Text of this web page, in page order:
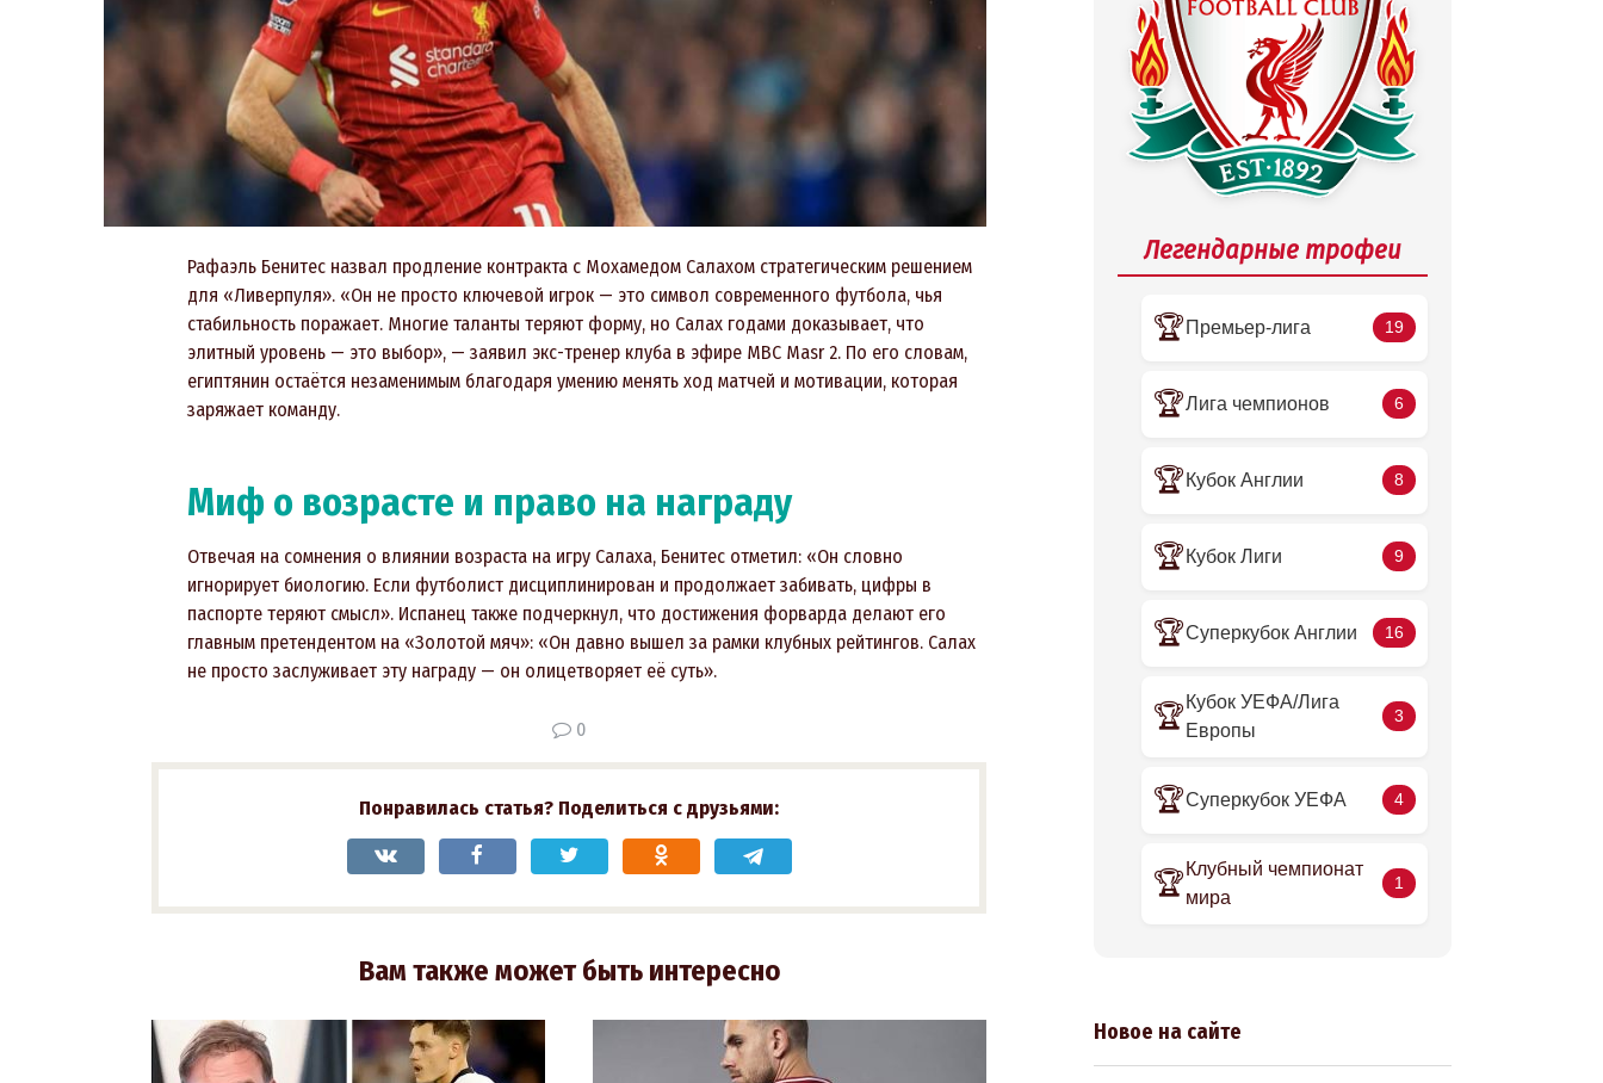
Рафаэль Бенитес назвал продление контракта с Мохамедом Салахом стратегическим решением
для «Ливерпуля». «Он не просто ключевой игрок — это символ современного футбола, чья
стабильность поражает. Многие таланты теряют форму, но Салах годами доказывает, что
элитный уровень — это выбор», — заявил экс-тренер клуба в эфире MBC Masr 2. По его словам,
египтянин остаётся незаменимым благодаря умению менять ход матчей и мотивации, которая
заряжает команду.
Миф о возрасте и право на награду
Отвечая на сомнения о влиянии возраста на игру Салаха, Бенитес отметил: «Он словно
игнорирует биологию. Если футболист дисциплинирован и продолжает забивать, цифры в
паспорте теряют смысл». Испанец также подчеркнул, что достижения форварда делают его
главным претендентом на «Золотой мяч»: «Он давно вышел за рамки клубных рейтингов. Салах
не просто заслуживает эту награду — он олицетворяет её суть».
0
Понравилась статья? Поделиться с друзьями:
Вам также может быть интересно
Легендарные трофеи
🏆 Премьер-лига 19
🏆Лига чемпионов 6
🏆 Кубок Англии 8
🏆 Кубок Лиги 9
🏆Суперкубок Англии 16
🏆 Кубок УЕФА/Лига
Европы
3
🏆Суперкубок УЕФА 4
🏆 Клубный чемпионат
мира
1
Новое на сайте